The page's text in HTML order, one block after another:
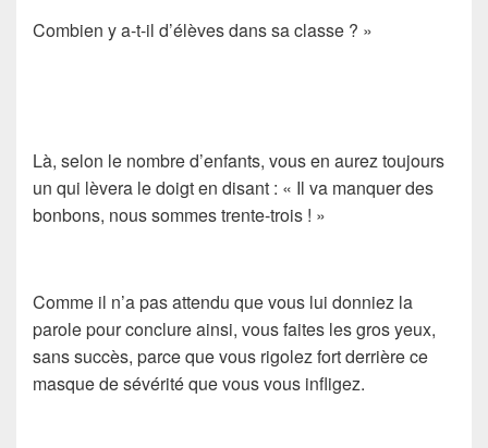
Combien y a-t-il d’élèves dans sa classe ? »
Là, selon le nombre d’enfants, vous en aurez toujours
un qui lèvera le doigt en disant : « Il va manquer des
bonbons, nous sommes trente-trois ! »
Comme il n’a pas attendu que vous lui donniez la
parole pour conclure ainsi, vous faites les gros yeux,
sans succès, parce que vous rigolez fort derrière ce
masque de sévérité que vous vous infligez.